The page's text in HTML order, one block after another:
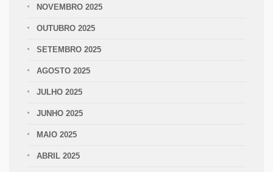
NOVEMBRO 2025
OUTUBRO 2025
SETEMBRO 2025
AGOSTO 2025
JULHO 2025
JUNHO 2025
MAIO 2025
ABRIL 2025